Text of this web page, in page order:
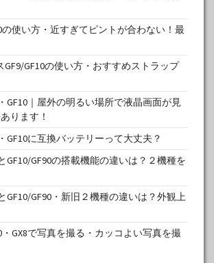
の使い方・近すぎてピントが合わない！最
GF9/GF10の使い方・おすすめストラップ
GF10｜屋外の明るい場所で液晶画面が見
ります！
GF10に互換バッテリーって大丈夫？
GF10/GF90の搭載機能の違いは？２機種を
GF10/GF90・新旧２機種の違いは？外観上
・GX8で写真を撮る・カッコよい写真を撮